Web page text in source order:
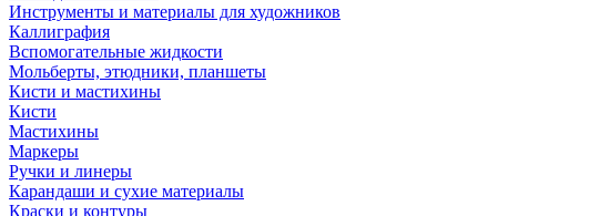
Инструменты и материалы для художников
Каллиграфия
Вспомогательные жидкости
Мольберты, этюдники, планшеты
Кисти и мастихины
Кисти
Мастихины
Маркеры
Ручки и линеры
Карандаши и сухие материалы
Краски и контуры